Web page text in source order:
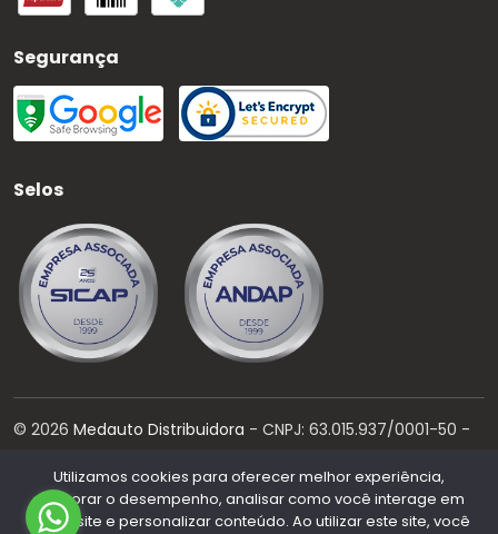
Segurança
Selos
© 2026 Medauto Distribuidora - CNPJ: 63.015.937/0001-50 -
Desenvolvido por:
Utilizamos cookies para oferecer melhor experiência,
melhorar o desempenho, analisar como você interage em
nosso site e personalizar conteúdo. Ao utilizar este site, você